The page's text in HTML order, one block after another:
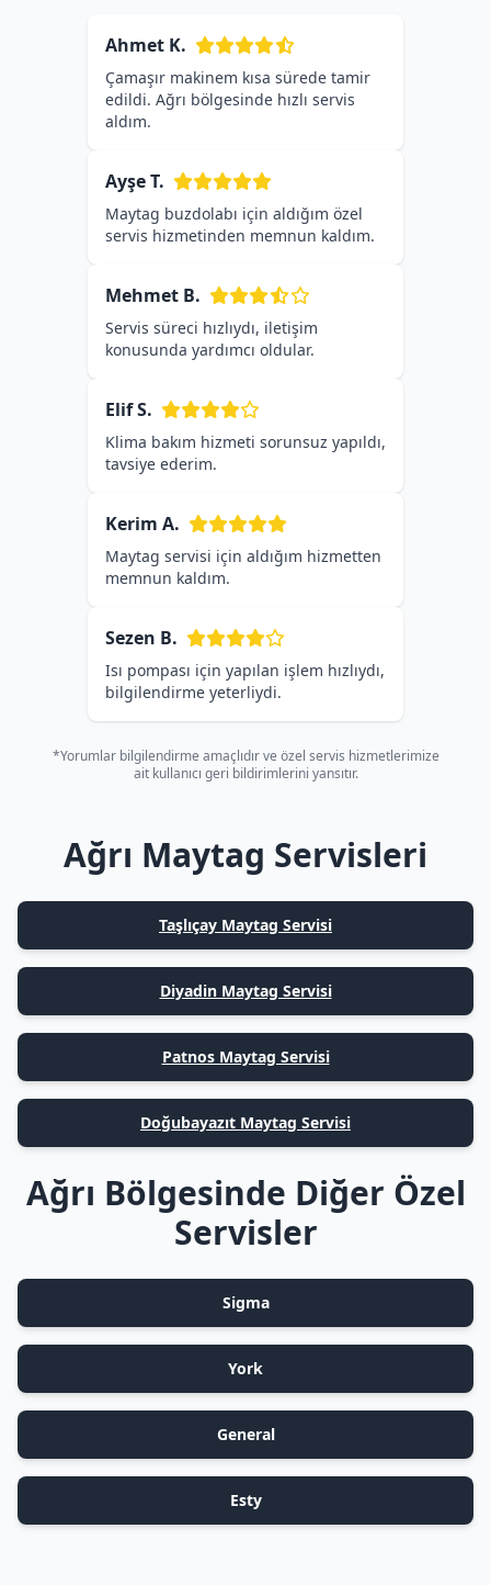
Ahmet K.
Çamaşır makinem kısa sürede tamir
edildi. Ağrı bölgesinde hızlı servis
aldım.
Ayşe T.
Maytag buzdolabı için aldığım özel
servis hizmetinden memnun kaldım.
Mehmet B.
Servis süreci hızlıydı, iletişim
konusunda yardımcı oldular.
Elif S.
Klima bakım hizmeti sorunsuz yapıldı,
tavsiye ederim.
Kerim A.
Maytag servisi için aldığım hizmetten
memnun kaldım.
Sezen B.
Isı pompası için yapılan işlem hızlıydı,
bilgilendirme yeterliydi.
*Yorumlar bilgilendirme amaçlıdır ve özel servis hizmetlerimize
ait kullanıcı geri bildirimlerini yansıtır.
Ağrı Maytag Servisleri
Taşlıçay Maytag Servisi
Diyadin Maytag Servisi
Patnos Maytag Servisi
Doğubayazıt Maytag Servisi
Ağrı Bölgesinde Diğer Özel
Servisler
Sigma
York
General
Esty